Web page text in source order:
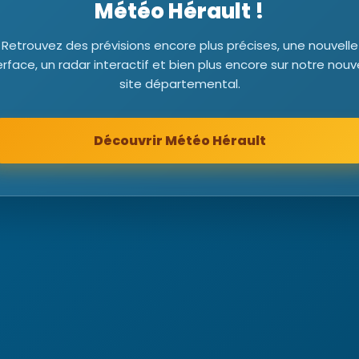
Météo Hérault !
Retrouvez des prévisions encore plus précises, une nouvelle
un radar interactif et bien plus encore sur notre
site départemental.
Découvrir Météo Hérault